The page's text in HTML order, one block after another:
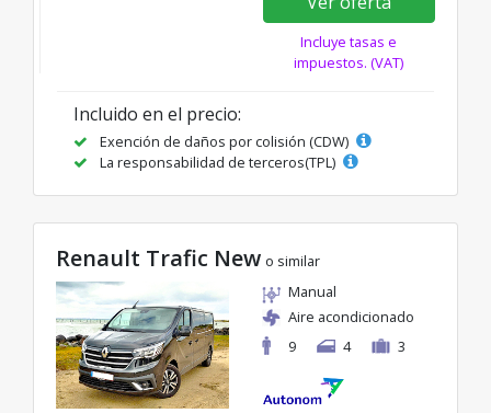
Incluye tasas e
impuestos. (VAT)
Incluido en el precio:
Exención de daños por colisión (CDW)
La responsabilidad de terceros(TPL)
Renault Trafic New o similar
Manual
Aire acondicionado
9
4 3